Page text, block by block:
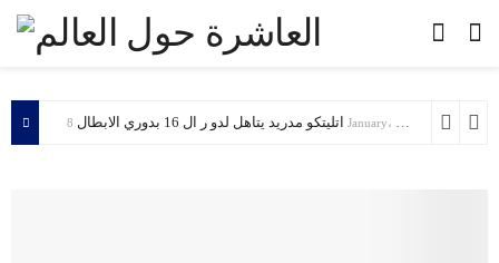
اتليتكو مدريد يتاهل لدو ر ال 16 بدوري الابطال 8 January، 2022